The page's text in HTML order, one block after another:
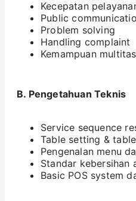
Kecepatan
Public
Problem solving
Handling complaint
Kemampuan
B. Pengetahuan Teknis
Service sequence
Table setting &
Pengenalan menu
Standar kebersihan
Basic POS system